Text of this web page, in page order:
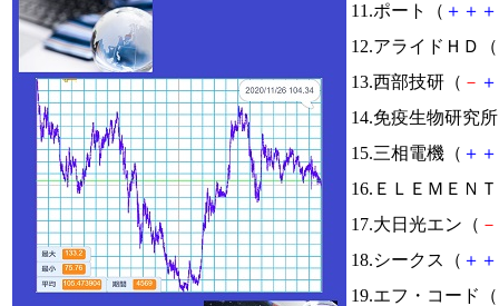
11.ポート（ ＋ ＋ ＋
12.アライドＨＤ（
13.西部技研（ － ＋
14.免疫生物研究
15.三相電機（ ＋ ＋
16.ＥＬＥＭＥＮ
17.大日光エン（ －
18.シークス（ ＋ ＋
19.エフ・コード（